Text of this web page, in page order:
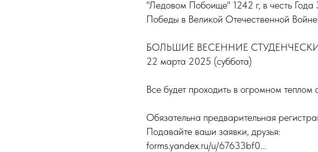
"Ледовом Побоище" 1242 г, в честь
Победы в Великой Отечественной
БОЛЬШИЕ ВЕСЕННИЕ
22 марта 2025 (суббота)
Все будет проходить в огромном теплом
Обязательна предварительная
Подавайте ваши заявки, друзья:
forms.yandex.ru/u/67633bf0...